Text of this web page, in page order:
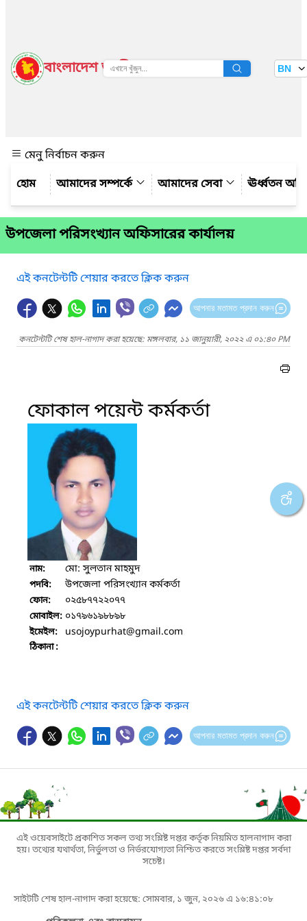
বাংলাদেশ জাতীয় তথ্য বাতায়ন BN
মেনু নির্বাচন করুন
আমাদের সম্পর্কে
আমাদের সেবা ঊর্ধ্বতন
উপজেলা পরিসংখ্যান অফিসারের কার্যালয়
এই কনটেন্টটি শেয়ার করতে ক্লিক করুন
আপনার মতামত প্রদান করুন
কনটেন্টটি শেষ হাল-নাগাদ করা হয়েছে: মঙ্গলবার, ১১ জানুয়ারী, ২০২২ এ ০১:৪০ PM
ফোকাল পয়েন্ট কর্মকর্তা
নাম: মো: সুলতান মাহমুদ
পদবি: উপজেলা পরিসংখ্যান কর্মকর্তা
ফোন: ০২৫৮৭৭২২০৭৭
মোবাইল: ০১৭৯৬১৯৮৮৯৮
ইমেইল: usojoypurhat@gmail.com
ঠিকানা :
এই কনটেন্টটি শেয়ার করতে ক্লিক করুন
আপনার মতামত প্রদান করুন
এই ওয়েবসাইটে প্রকাশিত সকল তথ্য সংশ্লিষ্ট দপ্তর কর্তৃক নিয়মিত হালনাগাদ করা
হয়। তথ্যের যথার্থতা, নির্ভুলতা ও নির্ভরযোগ্যতা নিশ্চিত করতে সংশ্লিষ্ট দপ্তর সর্বদা
সচেষ্ট।
সাইটটি শেষ হাল-নাগাদ করা হয়েছে: সোমবার, ১ জুন, ২০২৬ এ ১৬:৪১:০৮